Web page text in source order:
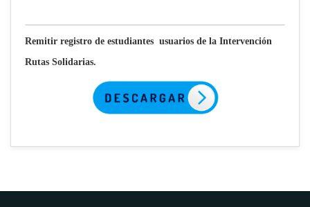
Remitir registro de estudiantes usuarios de la Intervención
Rutas Solidarias.